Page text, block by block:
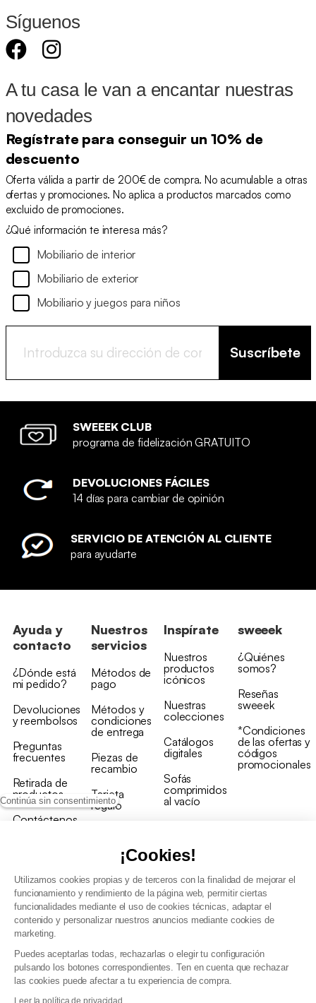
Continúa sin consentimiento
¡Cookies!
Utilizamos cookies propias y de terceros con la finalidad de mejorar el
funcionamiento y rendimiento de la página web, permitir ciertas
funcionalidades mediante el uso de cookies técnicas, adaptar el
contenido y personalizar nuestros anuncios mediante cookies de
marketing.
Puedes aceptarlas todas, rechazarlas o elegir tu configuración
pulsando los botones correspondientes. Ten en cuenta que rechazar
las cookies puede afectar a tu experiencia de compra.
Leer la política de privacidad
Síguenos
A tu casa le van a encantar nuestras
novedades
Regístrate para conseguir un 10% de
descuento
Oferta válida a partir de 200€ de compra. No acumulable a otras
ofertas y promociones. No aplica a productos marcados como
excluido de promociones.
¿Qué información te interesa más?
Mobiliario de interior
Mobiliario de exterior
Mobiliario y juegos para niños
Suscríbete
SWEEEK CLUB
programa de fidelización GRATUITO
DEVOLUCIONES FÁCILES
14 días para cambiar de opinión
SERVICIO DE ATENCIÓN AL CLIENTE
para ayudarte
Ayuda y
contacto
¿Dónde está
mi pedido?
Devoluciones
y reembolsos
Preguntas
frecuentes
Retirada de
productos
Contáctenos
Nuestros
servicios
Métodos de
pago
Métodos y
condiciones
de entrega
Piezas de
recambio
Tarjeta
regalo
Inspírate
Nuestros
productos
icónicos
Nuestras
colecciones
Catálogos
digitales
Sofás
comprimidos
al vacío
sweeek
¿Quiénes
somos?
Reseñas
sweeek
*Condiciones
de las ofertas y
códigos
promocionales
Política de gestión de datos personales y cookies
Condiciones generales de Venta Profesional
Declaración de accesibilidad